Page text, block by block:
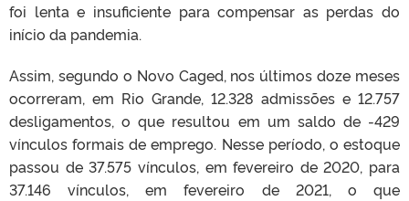
foi lenta e insuficiente para compensar as perdas do
início da pandemia.
Assim, segundo o Novo Caged, nos últimos doze meses
ocorreram, em Rio Grande, 12.328 admissões e 12.757
desligamentos, o que resultou em um saldo de -429
vínculos formais de emprego. Nesse período, o estoque
passou de 37.575 vínculos, em fevereiro de 2020, para
37.146 vínculos, em fevereiro de 2021, o que